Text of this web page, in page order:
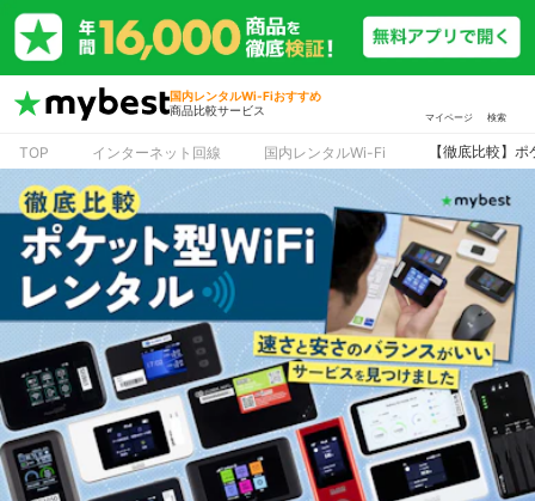
国内レンタルWi-Fiおすすめ
商品比較サービス
マイページ 検索
TOP インターネット回線 国内レンタルWi-Fi 【徹底比較】